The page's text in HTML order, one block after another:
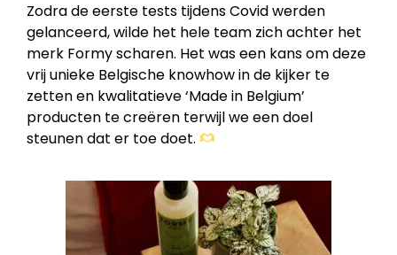
Zodra de eerste tests tijdens Covid werden
gelanceerd, wilde het hele team zich achter het
merk Formy scharen. Het was een kans om deze
vrij unieke Belgische knowhow in de kijker te
zetten en kwalitatieve ‘Made in Belgium’
producten te creëren terwijl we een doel
steunen dat er toe doet.